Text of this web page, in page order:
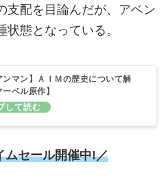
支配を目論んだが、アベン
態となっている。
ンマン】ＡＩＭの歴史について解
ベル原作】
ムセール開催中!／